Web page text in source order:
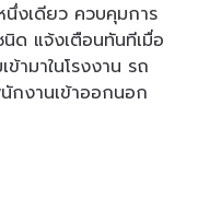
นึ่งเดียว ควบคุมการ
ด แจ้งเตือนทันทีเมื่อ
ามาในโรงงาน รถ
กงานเข้าออกนอก